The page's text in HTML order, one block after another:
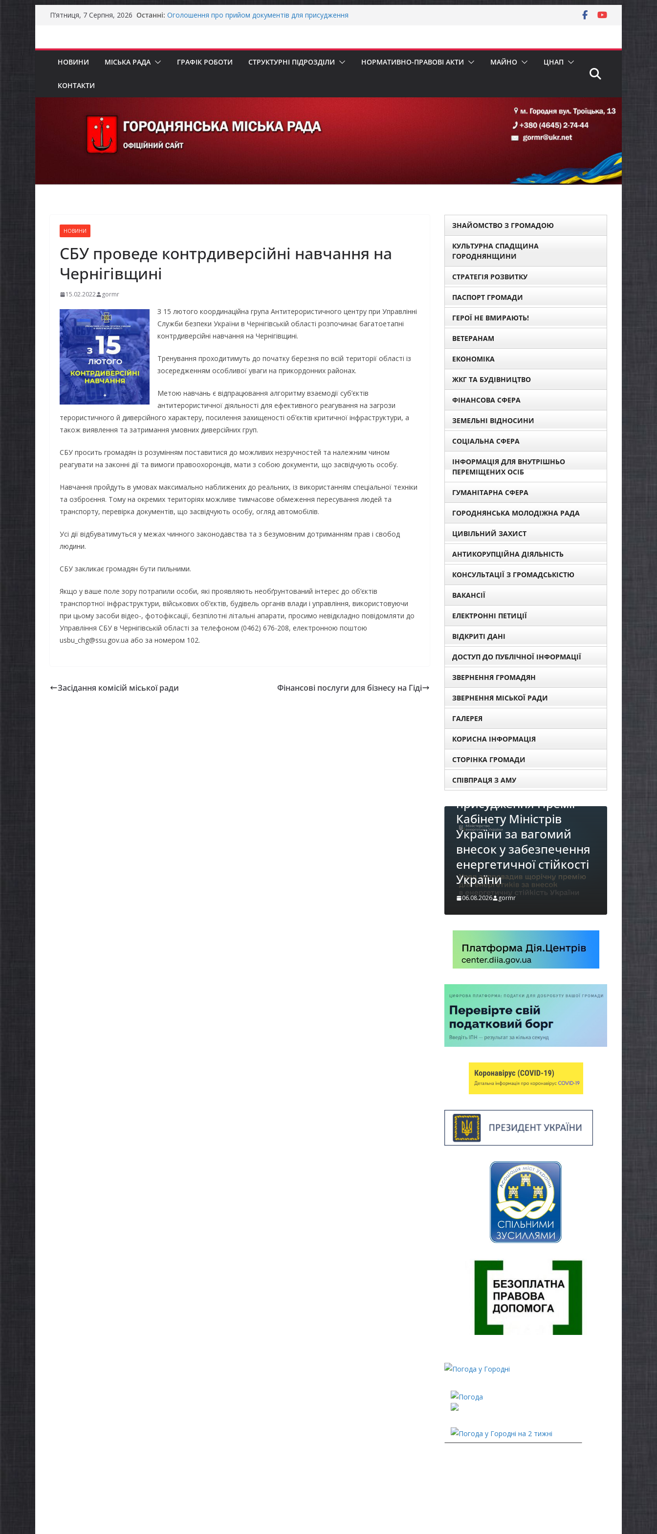
Перейти
П’ятниця, 7 Серпня, 2026 Останні: Оголошення про прийом документів для присудження
бізнесу»
НОВИНИ МІСЬКА РАДА ГРАФІК РОБОТИ СТРУКТУРНІ ПІДРОЗДІЛИ НОРМАТИВНО-ПРАВОВІ АКТИ МАЙНО ЦНАП
КОНТАКТИ
НОВИНИ
СБУ проведе контрдиверсійні навчання на
Чернігівщині
15.02.2022 gormr
З 15 лютого координаційна група Антитерористичного центру при Управлінні
Служби безпеки України в Чернігівській області розпочинає багатоетапні
контрдиверсійні навчання на Чернігівщині.
Тренування проходитимуть до початку березня по всій території області із
зосередженням особливої уваги на прикордонних районах.
Метою навчань є відпрацювання алгоритму взаємодії суб’єктів
антитерористичної діяльності для ефективного реагування на загрози
терористичного й диверсійного характеру, посилення захищеності об’єктів критичної інфраструктури, а
також виявлення та затримання умовних диверсійних груп.
СБУ просить громадян із розумінням поставитися до можливих незручностей та належним чином
реагувати на законні дії та вимоги правоохоронців, мати з собою документи, що засвідчують особу.
Навчання пройдуть в умовах максимально наближених до реальних, із використанням спеціальної техніки
та озброєння. Тому на окремих територіях можливе тимчасове обмеження пересування людей та
транспорту, перевірка документів, що засвідчують особу, огляд автомобілів.
Усі дії відбуватимуться у межах чинного законодавства та з безумовним дотриманням прав і свобод
людини.
СБУ закликає громадян бути пильними.
Якщо у ваше поле зору потрапили особи, які проявляють необґрунтований інтерес до об’єктів
транспортної інфраструктури, військових об’єктів, будівель органів влади і управління, використовуючи
при цьому засоби відео-, фотофіксації, безпілотні літальні апарати, просимо невідкладно повідомляти до
Управління СБУ в Чернігівській області за телефоном (0462) 676-208, електронною поштою
usbu_chg@ssu.gov.ua або за номером 102.
Засідання комісій міської ради Фінансові послуги для бізнесу на Гіді
ЗНАЙОМСТВО З ГРОМАДОЮ
КУЛЬТУРНА СПАДЩИНА
ГОРОДНЯНЩИНИ
СТРАТЕГІЯ РОЗВИТКУ
ПАСПОРТ ГРОМАДИ
ГЕРОЇ НЕ ВМИРАЮТЬ!
ВЕТЕРАНАМ
ЕКОНОМІКА
ЖКГ ТА БУДІВНИЦТВО
ФІНАНСОВА СФЕРА
ЗЕМЕЛЬНІ ВІДНОСИНИ
СОЦІАЛЬНА СФЕРА
ІНФОРМАЦІЯ ДЛЯ ВНУТРІШНЬО
ПЕРЕМІЩЕНИХ ОСІБ
ГУМАНІТАРНА СФЕРА
ГОРОДНЯНСЬКА МОЛОДІЖНА РАДА
ЦИВІЛЬНИЙ ЗАХИСТ
АНТИКОРУПЦІЙНА ДІЯЛЬНІСТЬ
КОНСУЛЬТАЦІЇ З ГРОМАДСЬКІСТЮ
ВАКАНСІЇ
ЕЛЕКТРОННІ ПЕТИЦІЇ
ВІДКРИТІ ДАНІ
ДОСТУП ДО ПУБЛІЧНОЇ ІНФОРМАЦІЇ
ЗВЕРНЕННЯ ГРОМАДЯН
ЗВЕРНЕННЯ МІСЬКОЇ РАДИ
ГАЛЕРЕЯ
КОРИСНА ІНФОРМАЦІЯ
СТОРІНКА ГРОМАДИ
СПІВПРАЦЯ З АМУ
Оголошення про
прийом документів для
присудження Премії
Кабінету Міністрів
України за вагомий
внесок у забезпечення
енергетичної стійкості
НОВИНИ
До уваги
бізнесу!
06.08.2026 gormr